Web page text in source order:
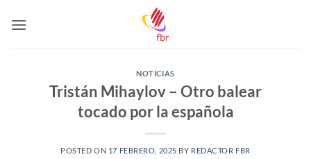
NOTICIAS
Tristán Mihaylov – Otro balear
tocado por la española
POSTED ON 17 FEBRERO, 2025 BY REDACTOR FBR